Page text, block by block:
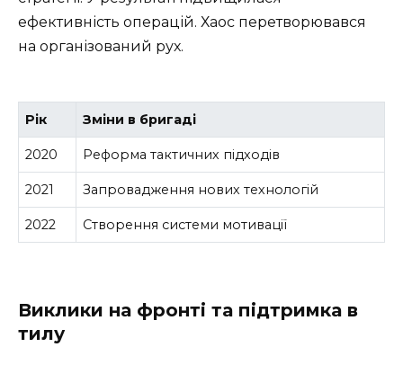
ефективність операцій. Хаос перетворювався
на організований рух.
Рік Зміни в бригаді
2020 Реформа тактичних підходів
2021 Запровадження нових технологій
2022 Створення системи мотивації
Виклики на фронті та підтримка в
тилу